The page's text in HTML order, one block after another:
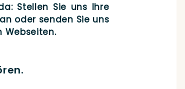
Stel­len Sie uns Ihre
oder sen­den Sie uns
Webseiten.